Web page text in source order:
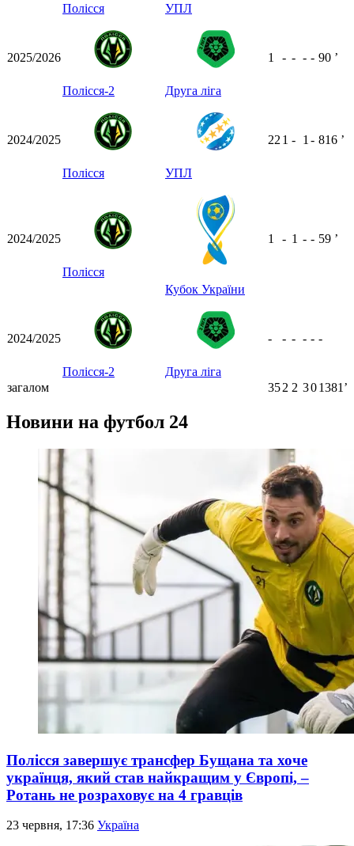
Полісся УПЛ
2025/2026
Полісся-2 Друга ліга
1 - - - - 90 ʼ
2024/2025
Полісся УПЛ
22 1 - 1 - 816 ʼ
2024/2025
Полісся
Кубок України
1 - 1 - - 59 ʼ
2024/2025
Полісся-2 Друга ліга
- - - - - -
загалом 352 2 301381ʼ
Новини на футбол 24
Полісся завершує трансфер Бущана та хоче
українця, який став найкращим у Європі, –
Ротань не розраховує на 4 гравців
23 червня, 17:36 Україна